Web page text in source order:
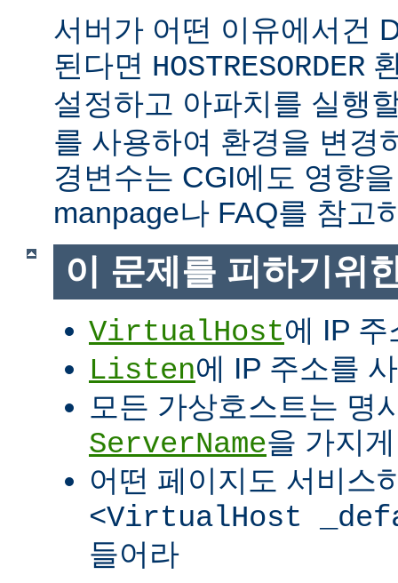
서버가 어떤 이유에서건
된다면 HOSTRESORDER
설정하고 아파치를 실행
를 사용하여 환경을 변경
경변수는 CGI에도 영향
manpage나 FAQ를 참고
이 문제를 피하기위
VirtualHost에 IP
Listen에 IP 주소를
모든 가상호스트는 명
ServerName을 가지
어떤 페이지도 서비스
<VirtualHost
들어라